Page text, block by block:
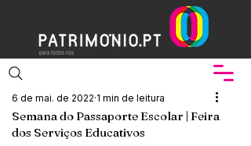
Semana do Passaporte Escolar | Feira
dos Serviços Educativos
6 de mai. de 2022 1 min de leitura